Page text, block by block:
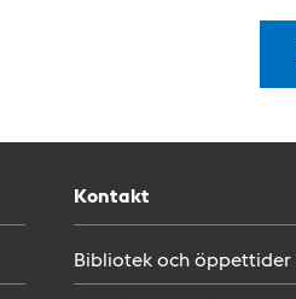
Kontakt
Bibliotek ochöppettider